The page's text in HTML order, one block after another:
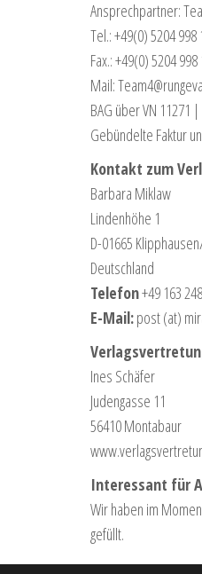
Ansprechpartner:
Tel.: +49(0) 5204 998
Fax.: +49(0) 5204 998
Mail:
BAG über VN 11271
Gebündelte Faktur
Kontakt zum
Barbara Miklaw
Lindenhöhe 1
D-01665
Deutschland
Telefon+49 163
E-Mail:post (at)
Ines Schäfer
Judengasse 11
56410 Montabaur
Interessant für
Wir haben im
gefüllt.